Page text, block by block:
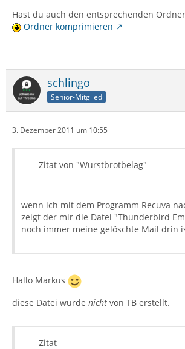
Hast du auch den entsprechenden
Ordner komprimieren
schlingo
Senior-Mitglied
3. Dezember 2011 um 10:55
Zitat von "Wurstbrotbelag"
wenn ich mit dem Programm Recuva
zeigt der mir die Datei "Thunderbird
noch immer meine gelöschte Mail drin
Hallo Markus
diese Datei wurde nicht von TB erstellt.
Zitat